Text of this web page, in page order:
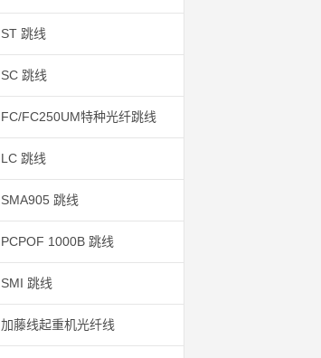
ST 跳线
SC 跳线
FC/FC250UM特种光纤跳线
LC 跳线
SMA905 跳线
PCPOF 1000B 跳线
SMI 跳线
加藤线起重机光纤线